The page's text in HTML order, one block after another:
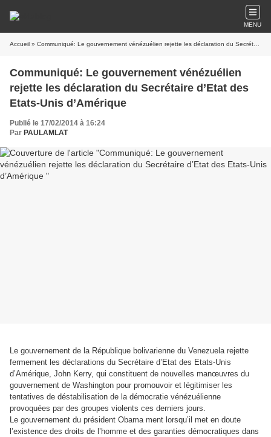
MENU
Accueil » Communiqué: Le gouvernement vénézuélien rejette les déclaration du Secrétaire d’Etat des Etats-Unis d’Amérique
Communiqué: Le gouvernement vénézuélien
rejette les déclaration du Secrétaire d’Etat des
Etats-Unis d’Amérique
Publié le 17/02/2014 à 16:24
Par PAULAMLAT
Le gouvernement de la République bolivarienne du Venezuela rejette
fermement les déclarations du Secrétaire d’Etat des Etats-Unis
d’Amérique, John Kerry, qui constituent de nouvelles manœuvres du
gouvernement de Washington pour promouvoir et légitimiser les
tentatives de déstabilisation de la démocratie vénézuélienne
provoquées par des groupes violents ces derniers jours.
Le gouvernement du président Obama ment lorsqu’il met en doute
l’existence des droits de l’homme et des garanties démocratiques dans